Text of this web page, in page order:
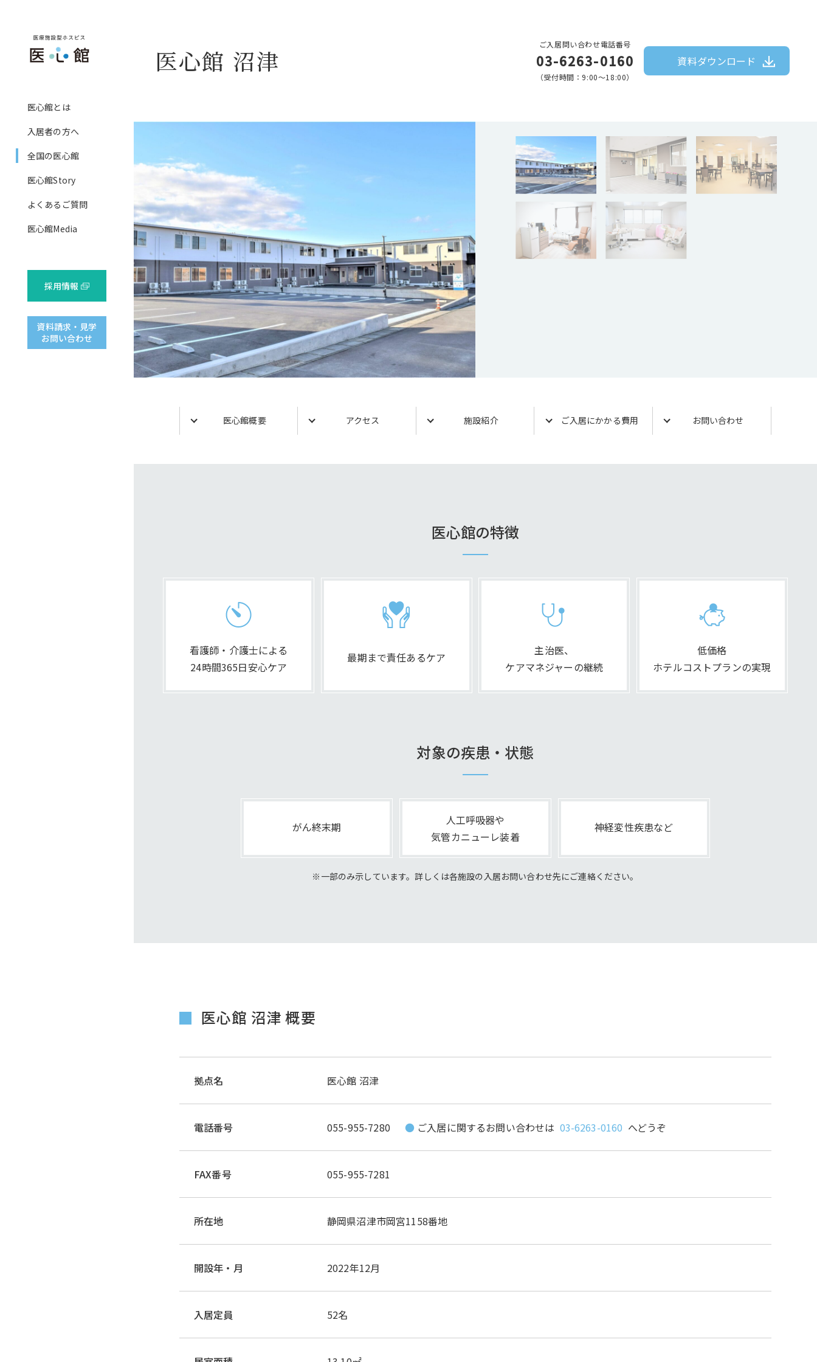
医心館とは
入居者の方へ
基本的な設備、食事
ご入居までの流れ
費用
訪問看護医療ＤＸ情報活用加
算について
全国の医心館
医心館Story
よくあるご質問
医心館Media
採用情報
資料請求・見学
お問い合わせ
医心館 沼津
ご入居問い合わせ電話番号
03-6263-0160
（受付時間：9:00〜18:00）
資料ダウンロード
医心館概要 アクセス 施設紹介 ご入居にかかる費用 お問い合わせ
医心館の特徴
看護師・介護士による
24時間365日安心ケア
最期まで責任あるケア
主治医、
ケアマネジャーの継続
低価格
ホテルコストプランの実現
対象の疾患・状態
がん終末期
人工呼吸器や
気管カニューレ装着
神経変性疾患など
※一部のみ示しています。詳しくは各施設の 入居お問い合わせ先にご連絡ください。
医心館 沼津 概要
拠点名 医心館 沼津
電話番号 055-955-7280 ご入居に関するお問い合わせは 03-6263-0160 へどうぞ
FAX番号 055-955-7281
所在地 静岡県沼津市岡宮1158番地
開設年・月 2022年12月
入居定員 52名